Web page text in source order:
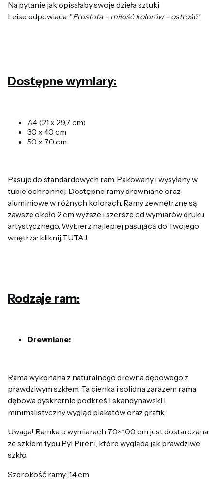
Na pytanie jak opisałaby swoje dzieła sztuki
Leise odpowiada: "Prostota – miłość kolorów –ostrość".
Dostępne wymiary:
A4 (21 x 29,7 cm)
30 x 40 cm
50 x 70 cm
Pasuje do standardowych ram. Pakowany i wysyłany w
tubie ochronnej. Dostępne ramy drewniane oraz
aluminiowe w różnych kolorach. Ramy zewnętrzne są
zawsze około 2 cm wyższe i szersze od wymiarów druku
artystycznego. Wybierz najlepiej pasującą do Twojego
wnętrza: kliknij TUTAJ
Rodzaje ram:
Drewniane:
Rama wykonana z naturalnego drewna dębowego z
prawdziwym szkłem. Ta cienka i solidna zarazem rama
dębowa dyskretnie podkreśli skandynawski i
minimalistyczny wygląd plakatów oraz grafik.
Uwaga! Ramka o wymiarach 70×100 cm jest dostarczana
ze szkłem typu Pyl Pireni, które wygląda jak prawdziwe
szkło.
Szerokość ramy: 1,4 cm